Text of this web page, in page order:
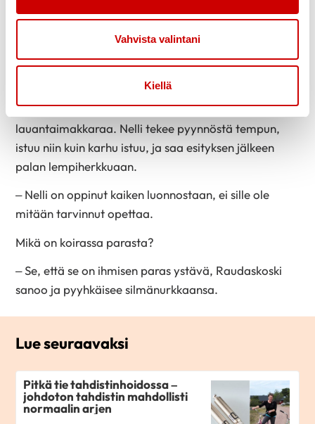
Vahvista valintani
Kiellä
Töitä riittää mutta nyt niitä tehdään aiempaa
hitaampaan tahtiin.
– Viime kesänä aloin tehdä hirsisaunaa, mutta teen
Raudaskoski hakee jääkaapista Nellin herkkua,
lauantaimakkaraa. Nelli tekee pyynnöstä tempun,
istuu niin kuin karhu istuu, ja saa esityksen jälkeen
palan lempiherkkuaan.
– Nelli on oppinut kaiken luonnostaan, ei sille ole
mitään tarvinnut opettaa.
Mikä on koirassa parasta?
– Se, että se on ihmisen paras ystävä, Raudaskoski
sanoo ja pyyhkäisee silmänurkkaansa.
Lue seuraavaksi
Pitkä tie tahdistinhoidossa –
johdoton tahdistin mahdollisti
normaalin arjen